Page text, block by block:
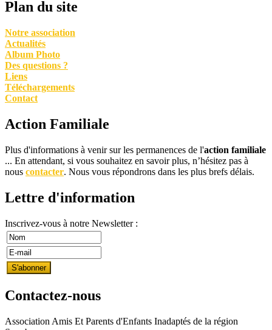
Plan du site
Notre association
Actualités
Album Photo
Des questions ?
Liens
Téléchargements
Contact
Action Familiale
Plus d'informations à venir sur les permanences de l'action familiale
... En attendant, si vous souhaitez en savoir plus, n’hésitez pas à
nous contacter. Nous vous répondrons dans les plus brefs délais.
Lettre d'information
Inscrivez-vous à notre Newsletter :
Contactez-nous
Association Amis Et Parents d'Enfants Inadaptés de la région